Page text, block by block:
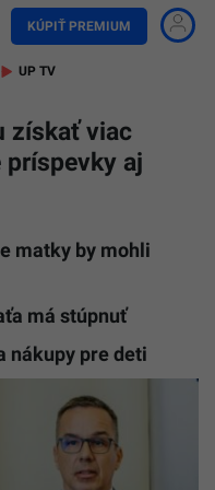
KÚPIŤ PREMIUM
UP TV
získať viac
príspevky aj
matky by mohli
má stúpnuť
nákupy pre deti